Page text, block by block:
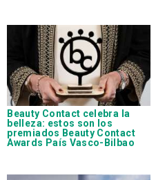
Beauty Contact celebra la
belleza: estos son los
premiados Beauty Contact
Awards País Vasco-Bilbao